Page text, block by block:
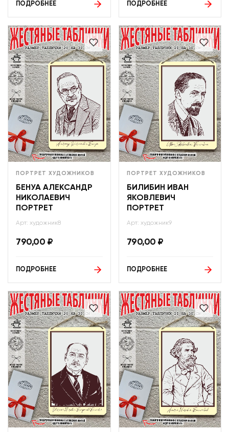
ПОДРОБНЕЕ ПОДРОБНЕЕ
ПОРТРЕТ ХУДОЖНИКОВ
БЕНУА АЛЕКСАНДР
НИКОЛАЕВИЧ
ПОРТРЕТ
Арт: художник8
790,00 ₽
ПОДРОБНЕЕ
ПОРТРЕТ ХУДОЖНИКОВ
БИЛИБИН ИВАН
ЯКОВЛЕВИЧ
ПОРТРЕТ
Арт: художник9
790,00 ₽
ПОДРОБНЕЕ